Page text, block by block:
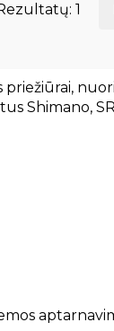
1
priežiūrai,
Shimano,